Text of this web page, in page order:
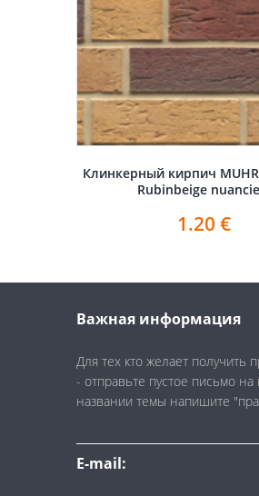
Клинкерный кирпич
Rubinbeige
1.20 €
Важная информация
Для тех кто желает получить
- отправьте пустое письмо на
названии темы напишите
E-mail: